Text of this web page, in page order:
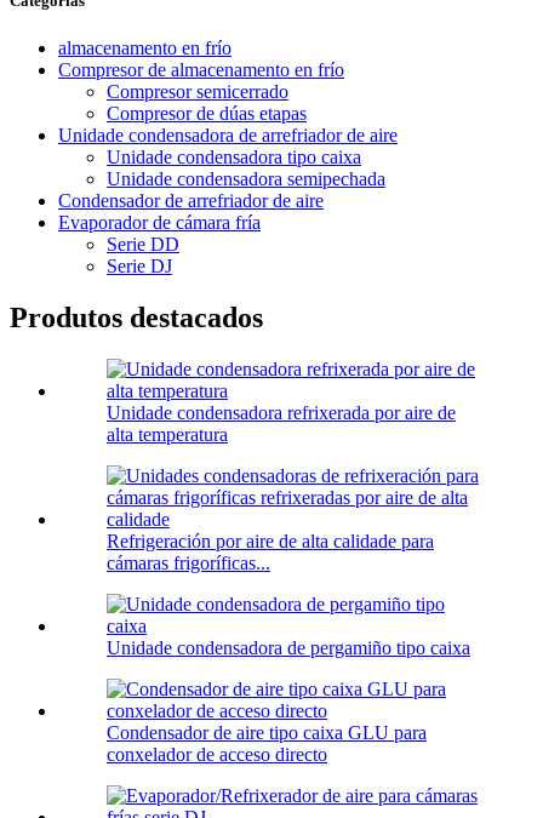
almacenamento en frío
Compresor de almacenamento en frío
Compresor semicerrado
Compresor de dúas etapas
Unidade condensadora de arrefriador de aire
Unidade condensadora tipo caixa
Unidade condensadora semipechada
Condensador de arrefriador de aire
Evaporador de cámara fría
Serie DD
Serie DJ
Produtos destacados
Unidade condensadora refrixerada por aire de
alta temperatura
Refrigeración por aire de alta calidade para
cámaras frigoríficas...
Unidade condensadora de pergamiño tipo caixa
Condensador de aire tipo caixa GLU para
conxelador de acceso directo